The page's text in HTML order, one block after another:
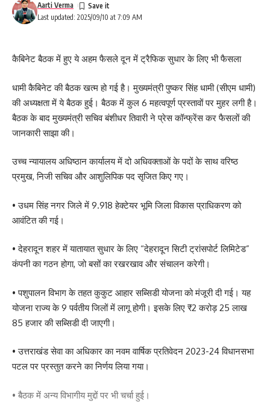
Last updated: 2025/09/10 at 7:09 AM
Aarti Verma
कैबिनेट बैठक में हुए ये अहम फैसले दून में ट्रैफिक सुधार के लिए भी फैसला
धामी कैबिनेट की बैठक खत्म हो गई है। मुख्यमंत्री पुष्कर सिंह धामी (सीएम धामी)
की अध्यक्षता में ये बैठक हुई। बैठक में कुल 6 महत्वपूर्ण प्रस्तावों पर मुहर लगी है।
बैठक के बाद मुख्यमंत्री सचिव बंशीधर तिवारी ने प्रेस कॉन्फ्रेंस कर फैसलों की
जानकारी साझा की।
उच्च न्यायालय अधिष्ठान कार्यालय में दो अधिवक्ताओं के पदों के साथ वरिष्ठ
प्रमुख, निजी सचिव और आशुलिपिक पद सृजित किए गए।
• उधम सिंह नगर जिले में 9.918 हेक्टेयर भूमि जिला विकास प्राधिकरण को
आवंटित की गई।
• देहरादून शहर में यातायात सुधार के लिए “देहरादून सिटी ट्रांसपोर्ट लिमिटेड”
कंपनी का गठन होगा, जो बसों का रखरखाव और संचालन करेगी।
• पशुपालन विभाग के तहत कुकुट आहार सब्सिडी योजना को मंजूरी दी गई। यह
योजना राज्य के 9 पर्वतीय जिलों में लागू होगी। इसके लिए ₹2 करोड़ 25 लाख
85 हजार की सब्सिडी दी जाएगी।
• उत्तराखंड सेवा का अधिकार का नवम वार्षिक प्रतिवेदन 2023-24 विधानसभा
पटल पर प्रस्तुत करने का निर्णय लिया गया।
• बैठक में अन्य विभागीय मुद्दों पर भी चर्चा हुई।